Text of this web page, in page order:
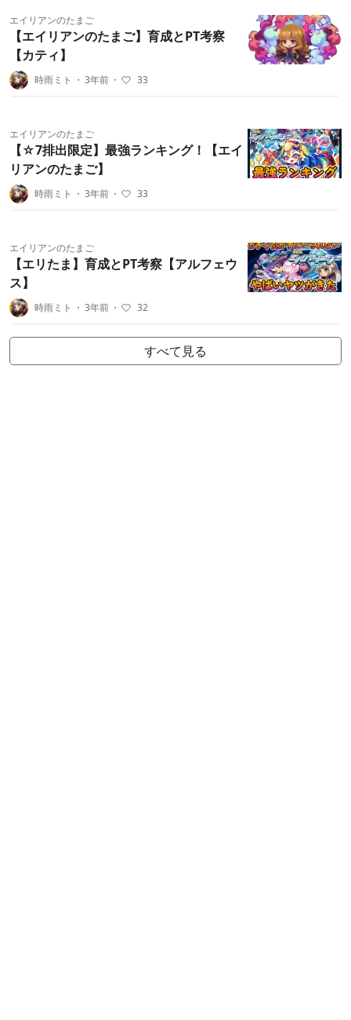
エイリアンのたまご
【エイリアンのたまご】育成とPT考察
【カティ】
時雨ミト ・ 3年前 ・ 33
エイリアンのたまご
【☆7排出限定】最強ランキング！【エイ
リアンのたまご】
時雨ミト ・ 3年前 ・ 33
エイリアンのたまご
【エリたま】育成とPT考察【アルフェウ
ス】
時雨ミト ・ 3年前 ・ 32
すべて見る